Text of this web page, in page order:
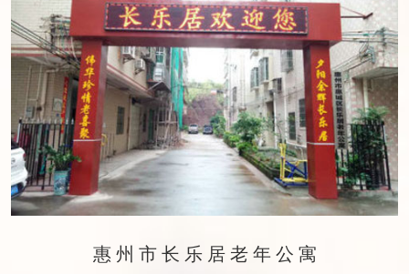
惠州市长乐居老年公寓